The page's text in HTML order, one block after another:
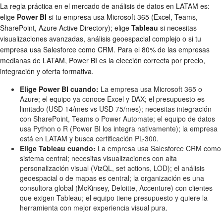
La regla práctica en el mercado de análisis de datos en LATAM es:
elige Power BI si tu empresa usa Microsoft 365 (Excel, Teams,
SharePoint, Azure Active Directory); elige Tableau si necesitas
visualizaciones avanzadas, análisis geoespacial complejo o si tu
empresa usa Salesforce como CRM. Para el 80% de las empresas
medianas de LATAM, Power BI es la elección correcta por precio,
integración y oferta formativa.
Elige Power BI cuando: La empresa usa Microsoft 365 o
Azure; el equipo ya conoce Excel y DAX; el presupuesto es
limitado (USD 14/mes vs USD 75/mes); necesitas integración
con SharePoint, Teams o Power Automate; el equipo de datos
usa Python o R (Power BI los integra nativamente); la empresa
está en LATAM y busca certificación PL-300.
Elige Tableau cuando: La empresa usa Salesforce CRM como
sistema central; necesitas visualizaciones con alta
personalización visual (VizQL, set actions, LOD); el análisis
geoespacial o de mapas es central; la organización es una
consultora global (McKinsey, Deloitte, Accenture) con clientes
que exigen Tableau; el equipo tiene presupuesto y quiere la
herramienta con mejor experiencia visual pura.